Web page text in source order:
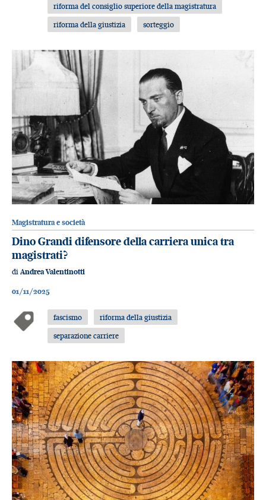
riforma del consiglio superiore della magistratura
riforma della giustizia
sorteggio
Magistratura e società
Dino Grandi difensore della carriera unica tra
magistrati?
di Andrea Valentinotti
01/11/2025
fascismo
riforma della giustizia
separazione carriere